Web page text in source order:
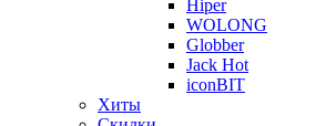
Hiper
WOLONG
Globber
Jack Hot
iconBIT
Хиты